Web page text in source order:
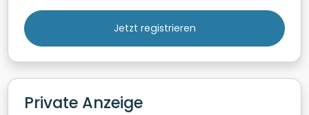
Jetzt registrieren
Private Anzeige